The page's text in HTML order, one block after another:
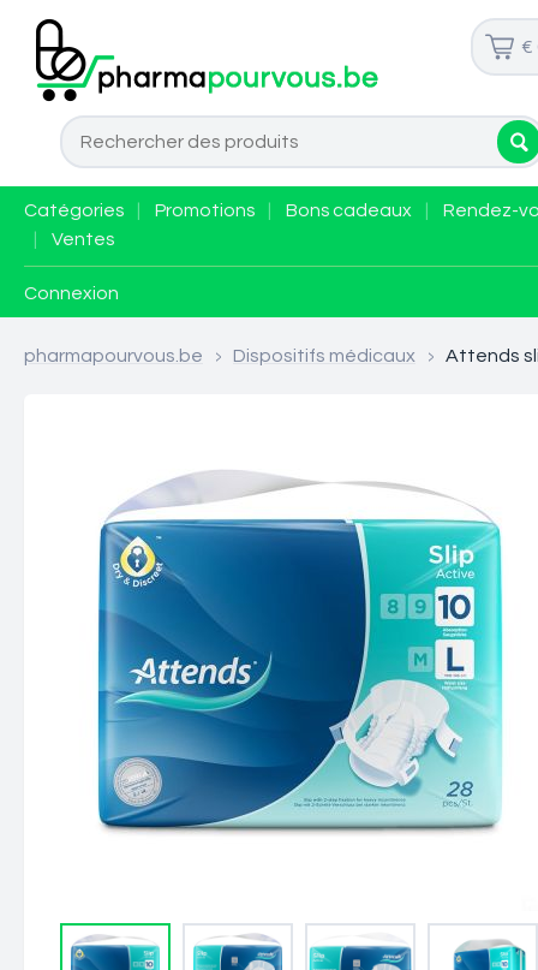
€
Catégories Promotions Bons cadeaux
Rendez-
Ventes
Connexion
pharmapourvous.be > Dispositifs médicaux > Attends